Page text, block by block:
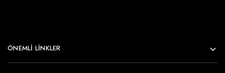
ÖNEMLI LINKLER